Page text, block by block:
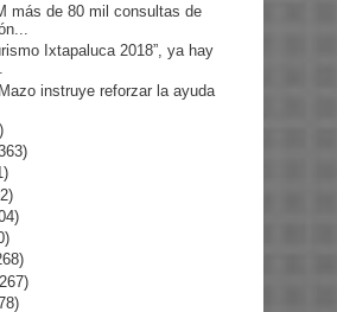
más de 80 mil consultas de
Ixtapaluca 2018”, ya hay
instruye reforzar la ayuda